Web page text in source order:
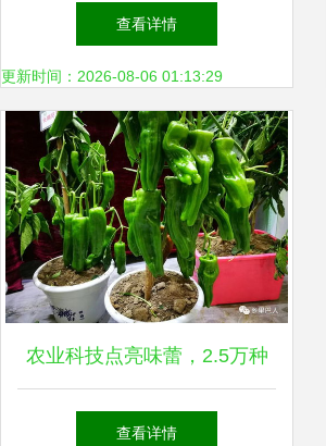
茶基地牛羊养殖加工冷链项目
投资备案可行性研究
查看详情
更新时间：2026-08-06 01:13:29
农业科技点亮味蕾，2.5万种
舌尖盛宴绽放农博会，驱动未
查看详情